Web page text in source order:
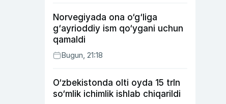
Norvegiyada ona o‘g‘liga
g‘ayrioddiy ism qo‘ygani uchun
qamaldi
Bugun, 21:18
O‘zbekistonda olti oyda 15 trln
so‘mlik ichimlik ishlab chiqarildi